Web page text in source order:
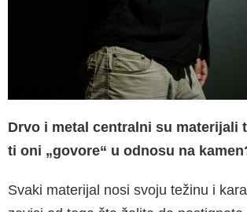
Drvo i metal centralni su materijali
ti oni „govore“ u odnosu na
Svaki materijal nosi svoju težinu i